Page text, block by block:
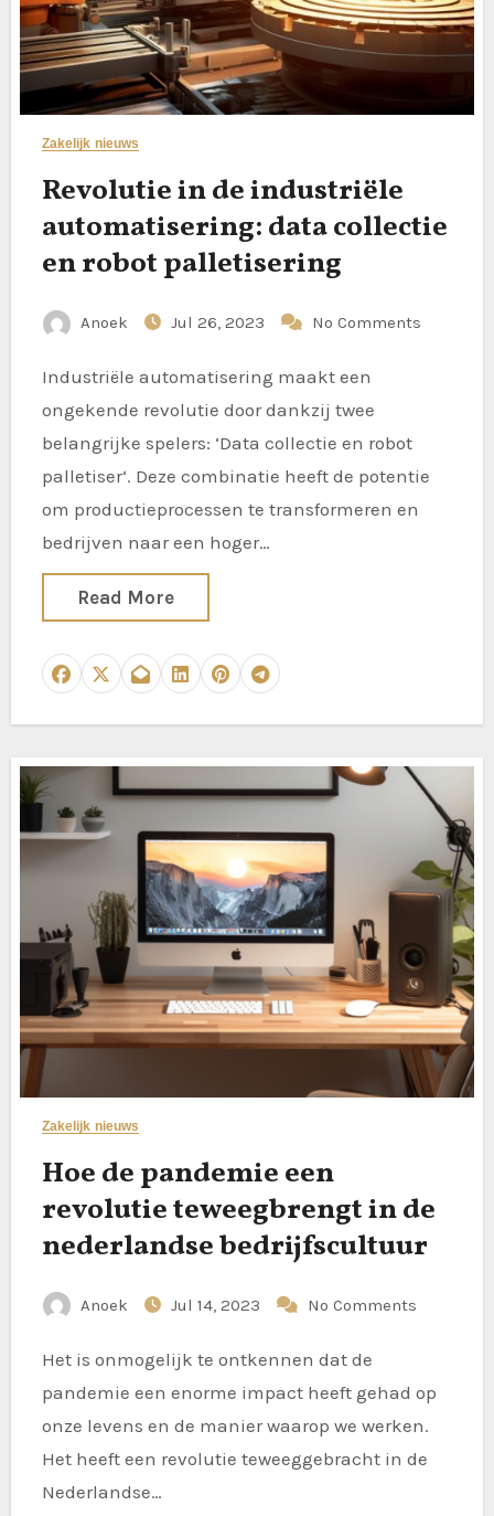
Zakelijk nieuws
Revolutie in de industriële
automatisering: data collectie
en robot palletisering
Anoek Jul 26, 2023 No Comments
Industriële automatisering maakt een
ongekende revolutie door dankzij twee
belangrijke spelers: ‘Data collectie en robot
palletiser‘. Deze combinatie heeft de potentie
om productieprocessen te transformeren en
bedrijven naar een hoger…
Read More
Zakelijk nieuws
Hoe de pandemie een
revolutie teweegbrengt in de
nederlandse bedrijfscultuur
Anoek Jul 14, 2023 No Comments
Het is onmogelijk te ontkennen dat de
pandemie een enorme impact heeft gehad op
onze levens en de manier waarop we werken.
Het heeft een revolutie teweeggebracht in de
Nederlandse…